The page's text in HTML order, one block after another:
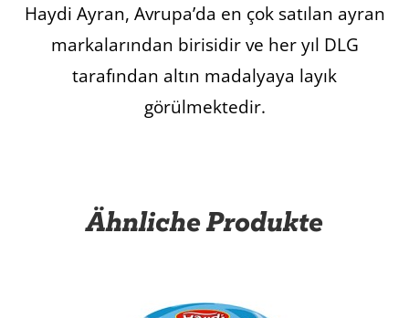
Haydi Ayran, Avrupa’da en çok satılan ayran
markalarından birisidir ve her yıl DLG
tarafından altın madalyaya layık
görülmektedir.
Ähnliche Produkte